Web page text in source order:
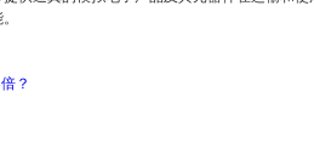
？